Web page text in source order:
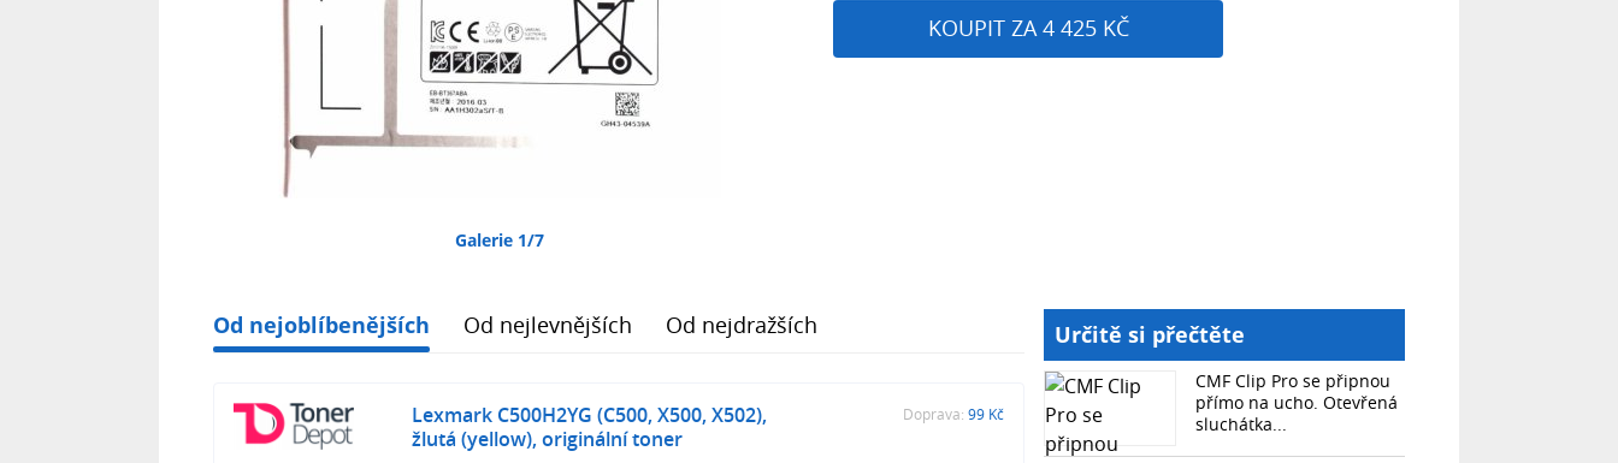
Galerie 1/7
KOUPIT ZA 4 425 KČ
Od nejoblíbenějších Od nejlevnějších Od nejdražších
Lexmark C500H2YG (C500, X500, X502),
žlutá (yellow), originální toner
Doprava: 99 Kč
Určitě si přečtěte
CMF Clip Pro se připnou
přímo na ucho. Otevřená
sluchátka...